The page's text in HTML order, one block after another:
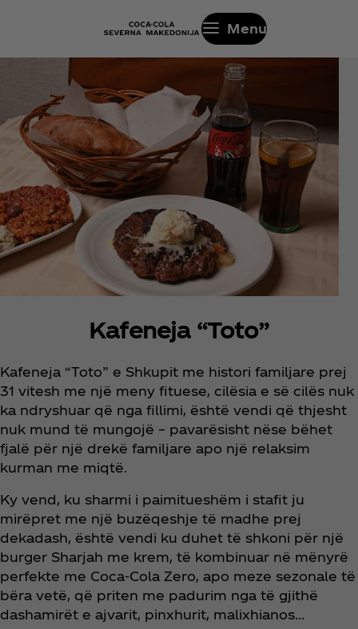
Menu
Kafeneja “Toto”
Kafeneja “Toto” e Shkupit me histori familjare prej
31 vitesh me një meny fituese, cilësia e së cilës nuk
ka ndryshuar që nga fillimi, është vendi që thjesht
nuk mund të mungojë – pavarësisht nëse bëhet
fjalë për një drekë familjare apo një relaksim
kurman me miqtë.
Ky vend, ku sharmi i paimitueshëm i stafit ju
mirëpret me një buzëqeshje të madhe prej
dekadash, është vendi ku duhet të shkoni për një
burger Sharjah me krem, të kombinuar në mënyrë
perfekte me Coca‑Cola Zero, apo meze sezonale të
bëra vetë, që priten me padurim nga të gjithë
dashamirët e ajvarit, pinxhurit, malixhianos...